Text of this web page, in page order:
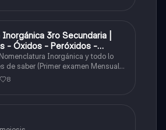
3ro Secundaria |
- Óxidos - Peróxidos -
Inorgánica y todo lo
de saber (Primer examen Mensual
8